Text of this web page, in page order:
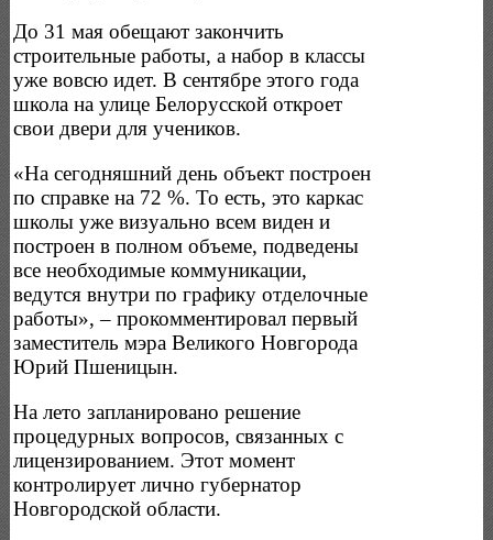
До 31 мая обещают закончить
строительные работы, а набор в классы
уже вовсю идет. В сентябре этого года
школа на улице Белорусской откроет
свои двери для учеников.
«На сегодняшний день объект построен
по справке на 72 %. То есть, это каркас
школы уже визуально всем виден и
построен в полном объеме, подведены
все необходимые коммуникации,
ведутся внутри по графику отделочные
работы», – прокомментировал первый
заместитель мэра Великого Новгорода
Юрий Пшеницын.
На лето запланировано решение
процедурных вопросов, связанных с
лицензированием. Этот момент
контролирует лично губернатор
Новгородской области.